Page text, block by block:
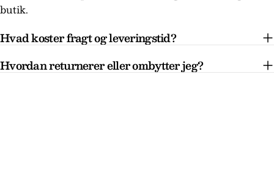
butik.
Hvad koster fragt og leveringstid?
Hvordan returnerer eller ombytter jeg?